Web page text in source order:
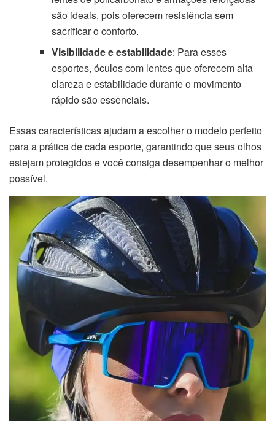
são ideais, pois oferecem resistência sem
sacrificar o conforto.
Visibilidade e estabilidade: Para esses
esportes, óculos com lentes que oferecem alta
clareza e estabilidade durante o movimento
rápido são essenciais.
Essas características ajudam a escolher o modelo perfeito
para a prática de cada esporte, garantindo que seus olhos
estejam protegidos e você consiga desempenhar o melhor
possível.